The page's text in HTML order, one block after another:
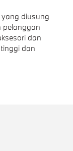
diusung
pelanggan
dan
dan